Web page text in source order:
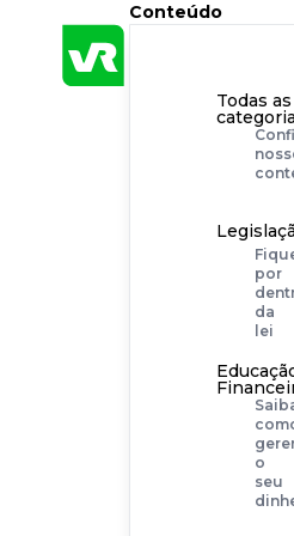
Conteúdo
Todas as
por
da
lei
o
seu